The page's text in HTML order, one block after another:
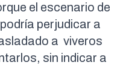
el escenario de
perjudicar a
a viveros
sin indicar a